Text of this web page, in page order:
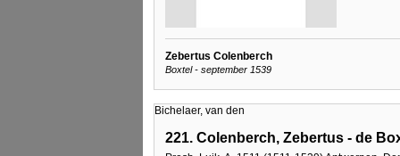
Zebertus Colenberch
Boxtel - september 1539
Bichelaer, van den
221. Colenberch, Zebertus - de